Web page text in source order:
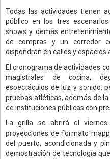
Todas las actividades tienen
público en los tres
shows y demás
de compras y un corredor
dispondrán en calles y espacios
El cronograma de actividades
magistrales de cocina,
espectáculos de luz y sonido,
pruebas atléticas, además de
de instituciones públicas con
La grilla se abrirá el
proyecciones de formato
del puerto, acondicionada y
demostración de tecnología